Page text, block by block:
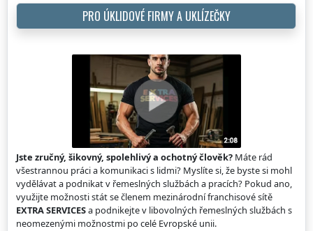
PRO ÚKLIDOVÉ FIRMY A UKLÍZEČKY
Jste zručný, šikovný, spolehlivý a ochotný člověk? Máte rád
všestrannou práci a komunikaci s lidmi? Myslíte si, že byste si mohl
vydělávat a podnikat v řemeslných službách a pracích? Pokud ano,
využijte možnosti stát se členem mezinárodní franchisové sítě
EXTRA SERVICESa podnikejte v libovolných řemeslných službách s
neomezenými možnostmi po celé Evropské unii.